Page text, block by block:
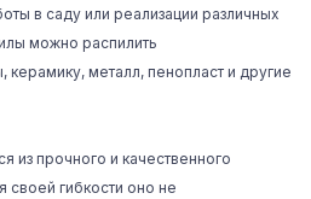
в саду или реализации различных
можно распилить
керамику, металл, пенопласт и другие
из прочного и качественного
своей гибкости оно не